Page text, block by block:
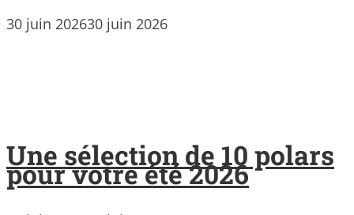
30 juin 202630 juin 2026
Une sélection de 10 polars
pour votre été 2026